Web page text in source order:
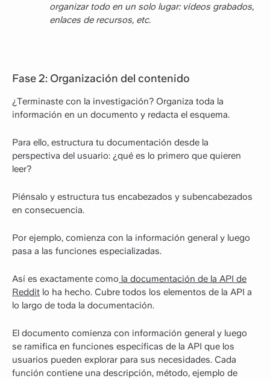
organizar todo en un solo lugar: vídeos grabados,
enlaces de recursos, etc.
Fase 2: Organización del contenido
¿Terminaste con la investigación? Organiza toda la
información en un documento y redacta el esquema.
Para ello, estructura tu documentación desde la
perspectiva del usuario: ¿qué es lo primero que quieren
leer?
Piénsalo y estructura tus encabezados y subencabezados
en consecuencia.
Por ejemplo, comienza con la información general y luego
pasa a las funciones especializadas.
Así es exactamente como la documentación de la API de
Reddit lo ha hecho. Cubre todos los elementos de la API a
lo largo de toda la documentación.
El documento comienza con información general y luego
se ramifica en funciones específicas de la API que los
usuarios pueden explorar para sus necesidades. Cada
función contiene una descripción, método, ejemplo de